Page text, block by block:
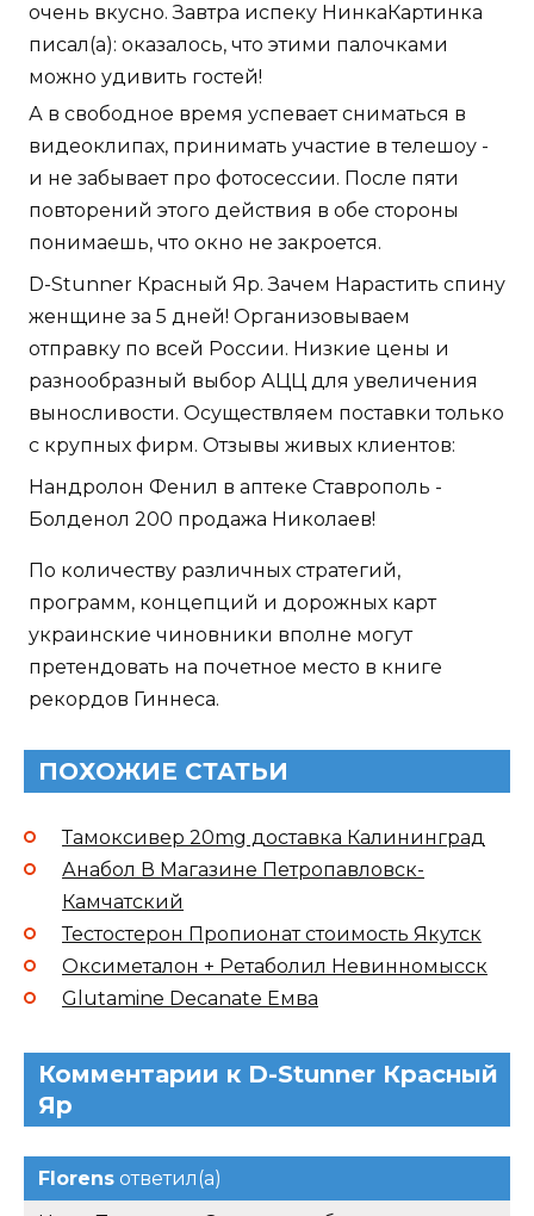
очень вкусно. Завтра испеку НинкаКартинка
писал(а): оказалось, что этими палочками
можно удивить гостей!
А в свободное время успевает сниматься в
видеоклипах, принимать участие в телешоу -
и не забывает про фотосессии. После пяти
повторений этого действия в обе стороны
понимаешь, что окно не закроется.
D-Stunner Красный Яр. Зачем Нарастить спину
женщине за 5 дней! Организовываем
отправку по всей России. Низкие цены и
разнообразный выбор АЦЦ для увеличения
выносливости. Осуществляем поставки только
с крупных фирм. Отзывы живых клиентов:
Нандролон Фенил в аптеке Ставрополь -
Болденол 200 продажа Николаев!
По количеству различных стратегий,
программ, концепций и дорожных карт
украинские чиновники вполне могут
претендовать на почетное место в книге
рекордов Гиннеса.
ПОХОЖИЕ СТАТЬИ
Тамоксивер 20mg доставка Калининград
Анабол В Магазине Петропавловск-
Камчатский
Тестостерон Пропионат стоимость Якутск
Оксиметалон + Ретаболил Невинномысск
Glutamine Decanate Емва
Комментарии к D-Stunner Красный
Яр
Florens ответил(а)